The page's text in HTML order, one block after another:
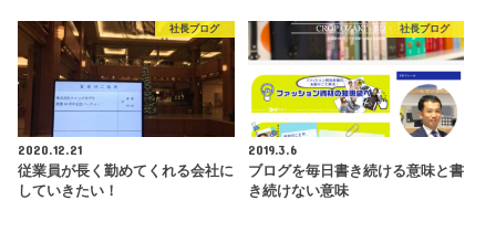
社長ブログ
2020.12.21
従業員が長く勤めてくれる会社に
していきたい！
社長ブログ
2019.3.6
ブログを毎日書き続ける意味と書
き続けない意味